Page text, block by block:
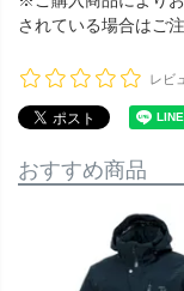
されている場合はご
レビ
おすすめ商品